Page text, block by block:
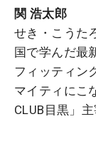
関 浩太郎
せき・こうた
国で学んだ最
フィッティン
マイティにこ
CLUB目黒」